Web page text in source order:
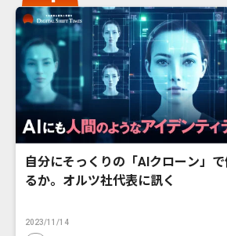
自分にそっくりの「AIクローン」
るか。オルツ社代表に訊く
2023/11/14